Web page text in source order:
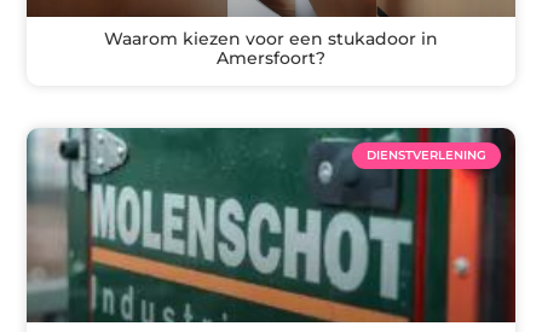
Waarom kiezen voor een stukadoor in
Amersfoort?
DIENSTVERLENING